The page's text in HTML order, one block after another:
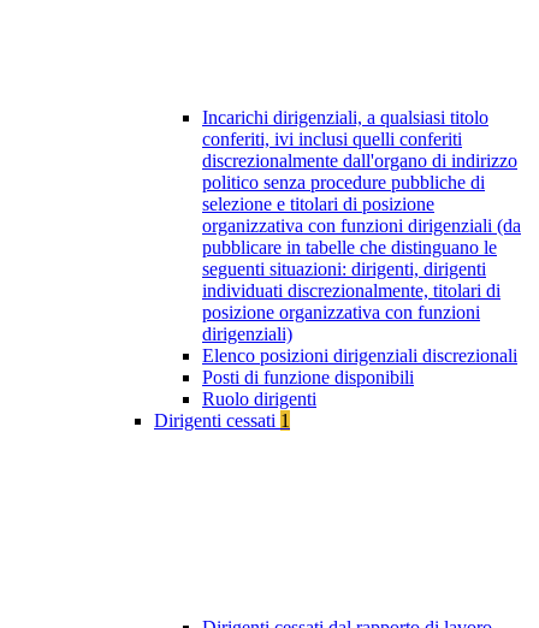
Incarichi dirigenziali, a qualsiasi titolo
conferiti, ivi inclusi quelli conferiti
discrezionalmente dall'organo di indirizzo
politico senza procedure pubbliche di
selezione e titolari di posizione
organizzativa con funzioni dirigenziali (da
pubblicare in tabelle che distinguano le
seguenti situazioni: dirigenti, dirigenti
individuati discrezionalmente, titolari di
posizione organizzativa con funzioni
dirigenziali)
Elenco posizioni dirigenziali discrezionali
Posti di funzione disponibili
Ruolo dirigenti
Dirigenti cessati 1